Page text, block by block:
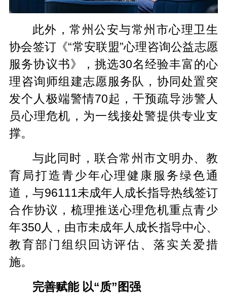
此外，常州公安与常州市心理卫生
协会签订《“常安联盟”心理咨询公益志愿
服务协议书》，挑选30名经验丰富的心
理咨询师组建志愿服务队，协同处置突
发个人极端警情70起，干预疏导涉警人
员心理危机，为一线接处警提供专业支
撑。
与此同时，联合常州市文明办、教
育局打造青少年心理健康服务绿色通
道，与96111未成年人成长指导热线签订
合作协议，梳理推送心理危机重点青少
年350人，由市未成年人成长指导中心、
教育部门组织回访评估、落实关爱措
施。
完善赋能 以“质”图强